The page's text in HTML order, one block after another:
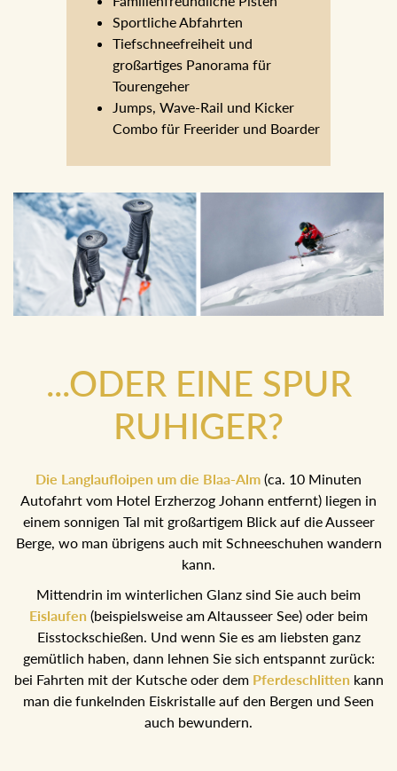
Sportliche Abfahrten
Tiefschneefreiheit und
großartiges Panorama für
Tourengeher
Jumps, Wave-Rail und Kicker
Combo für Freerider und Boarder
...ODER EINE SPUR
RUHIGER?
Die Langlaufloipen um die Blaa-Alm (ca. 10 Minuten
Autofahrt vom Hotel Erzherzog Johann entfernt) liegen in
einem sonnigen Tal mit großartigem Blick auf die Ausseer
Berge, wo man übrigens auch mit Schneeschuhen wandern
kann.
Mittendrin im winterlichen Glanz sind Sie auch beim
Eislaufen (beispielsweise am Altausseer See) oder beim
Eisstockschießen. Und wenn Sie es am liebsten ganz
gemütlich haben, dann lehnen Sie sich entspannt zurück:
bei Fahrten mit der Kutsche oder dem Pferdeschlitten kann
man die funkelnden Eiskristalle auf den Bergen und Seen
auch bewundern.